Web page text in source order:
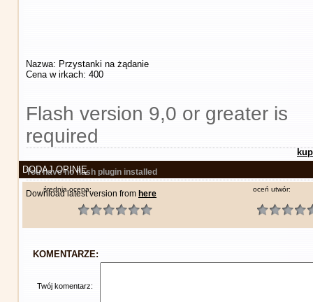
Nazwa: Przystanki na żądanie
Cena w irkach: 400
Flash version 9,0 or greater is
required
You have no flash plugin installed
Download latest version from here
DODAJ OPINIĘ
średnia ocena: oceń utwór:
KOMENTARZE:
Twój komentarz: